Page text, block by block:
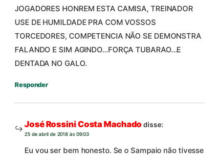
JOGADORES HONREM ESTA CAMISA, TREINADOR
USE DE HUMILDADE PRA COM VOSSOS
TORCEDORES, COMPETENCIA NÃO SE DEMONSTRA
FALANDO E SIM AGINDO…FORÇA TUBARAO…E
DENTADA NO GALO.
Responder
José Rossini Costa Machado disse:
25 de abril de 2018 às 09:03
Eu vou ser bem honesto. Se o Sampaio não tivesse